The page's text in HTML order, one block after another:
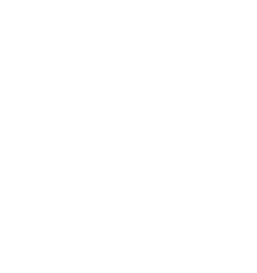
rồng số lượng